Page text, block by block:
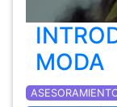
MODA